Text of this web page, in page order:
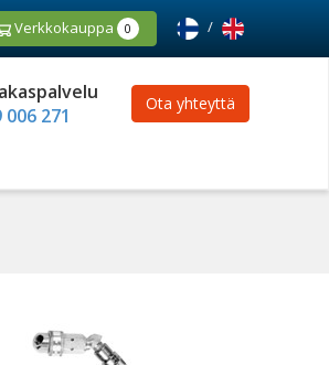
Verkkokauppa 0 /
006 271
Ota yhteyttä